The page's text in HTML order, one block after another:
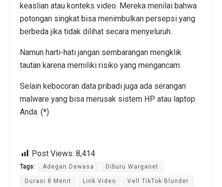
keaslian atau konteks video. Mereka menilai bahwa
potongan singkat bisa menimbulkan persepsi yang
berbeda jika tidak dilihat secara menyeluruh.
Namun harti-hati jangan sembarangan mengklik
tautan karena memiliki risiko yang mengancam.
Selain kebocoran data pribadi juga ada serangan
malware yang bisa merusak sistem HP atau laptop
Anda. (*)
Post Views: 8,414
Tags: Adegan Dewasa Diburu Warganet
Durasi 8 Menit Link Video Vell TikTok Blunder